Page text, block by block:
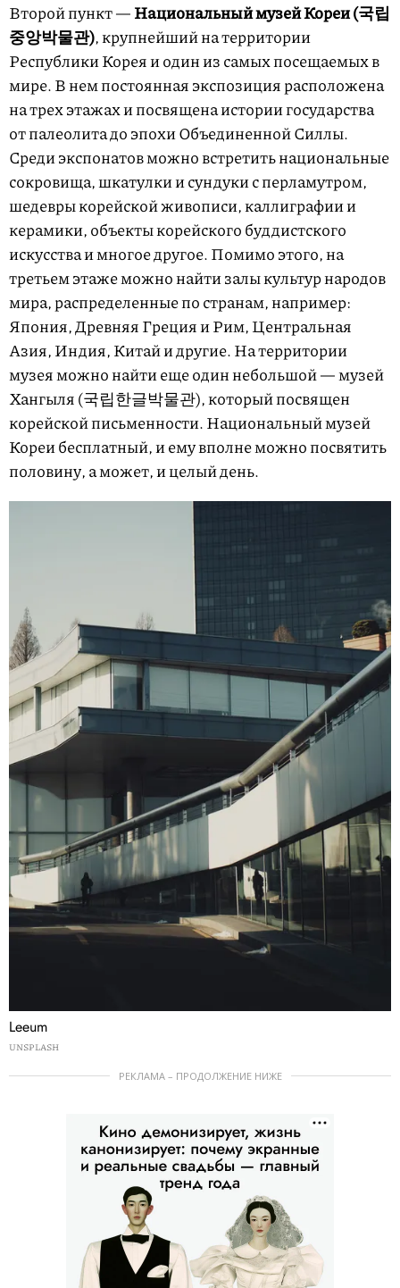
Второй пункт —Национальный музей Кореи (국립
중앙박물관), крупнейший на территории
Республики Корея и один из самых посещаемых в
мире. В нем постоянная экспозиция расположена
на трех этажах и посвящена истории государства
от палеолита до эпохи Объединенной Силлы.
Среди экспонатов можно встретить национальные
сокровища, шкатулки и сундуки с перламутром,
шедевры корейской живописи, каллиграфии и
керамики, объекты корейского буддистского
искусства и многое другое. Помимо этого, на
третьем этаже можно найти залы культур народов
мира, распределенные по странам, например:
Япония, Древняя Греция и Рим, Центральная
Азия, Индия, Китай и другие. На территории
музея можно найти еще один небольшой — музей
Хангыля (국립한글박물관), который посвящен
корейской письменности. Национальный музей
Кореи бесплатный, и ему вполне можно посвятить
половину, а может, и целый день.
Leeum
UNSPLASH
РЕКЛАМА – ПРОДОЛЖЕНИЕ НИЖЕ